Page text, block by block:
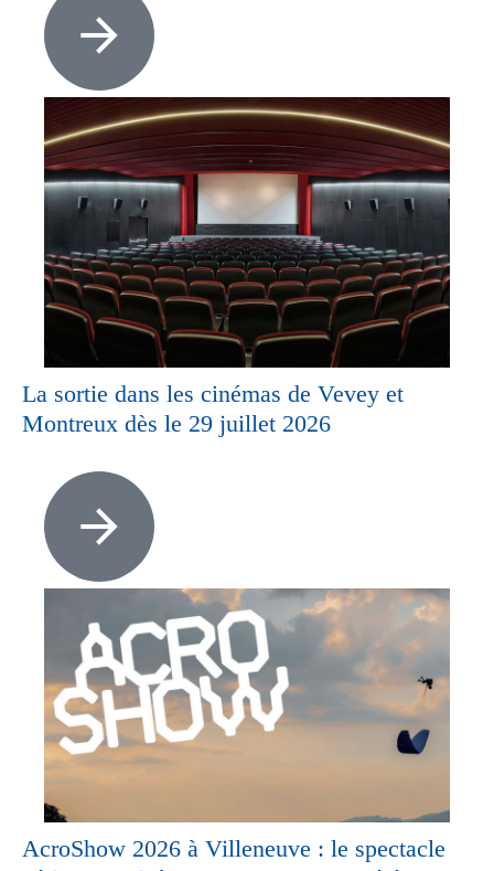
La sortie dans les cinémas de Vevey et
Montreux dès le 29 juillet 2026
AcroShow 2026 à Villeneuve : le spectacle